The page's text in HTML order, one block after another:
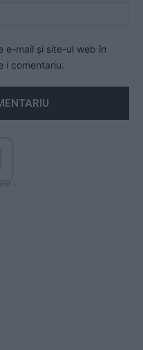
e-mail și site-ul web în
i comentariu.
-